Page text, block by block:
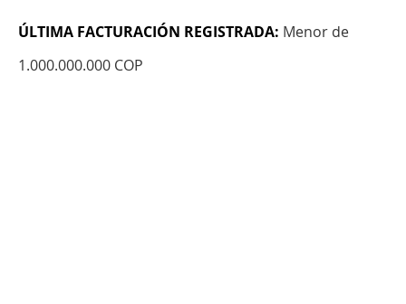
ÚLTIMA FACTURACIÓN REGISTRADA: Menor de
1.000.000.000 COP